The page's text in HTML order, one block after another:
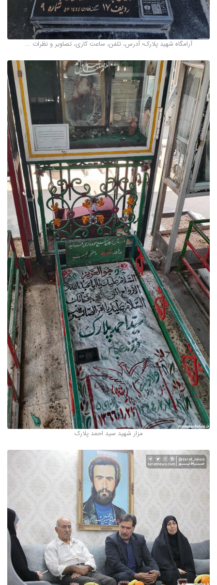
آرامگاه شهید پلارک؛ آدرس، تلفن، ساعت کاری، تصاویر و نظرات ...
مزار شهید سید احمد پلارک